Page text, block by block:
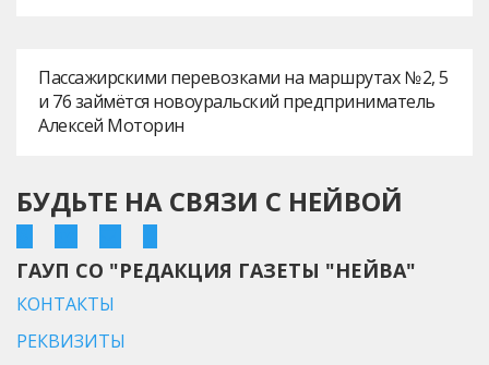
Пассажирскими перевозками на маршрутах № 2, 5
и 76 займётся новоуральский предприниматель
Алексей Моторин
БУДЬТЕ НА СВЯЗИ С НЕЙВОЙ
ГАУП СО "РЕДАКЦИЯ ГАЗЕТЫ "НЕЙВА"
КОНТАКТЫ
РЕКВИЗИТЫ